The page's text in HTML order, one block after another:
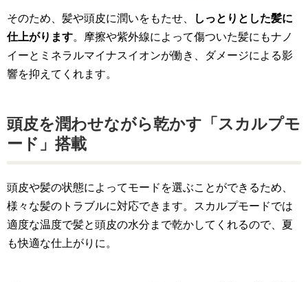
そのため、髪や頭皮に潤いをもたせ、
しっとりとした髪に
仕上がります。摩擦や紫外線によって傷ついた髪にもナノ
イーとミネラルマイナスイオンが働き、ダメージによる影
響を抑えてくれます。
頭皮を潤わせながら乾かす「スカルプモ
ード」搭載
頭皮や髪の状態によってモードを選ぶことができるため、
様々な髪のトラブルに対応できます。スカルプモードでは
適度な温度で髪と頭皮の水分まで乾かしてくれるので、夏
も快適な仕上がりに。